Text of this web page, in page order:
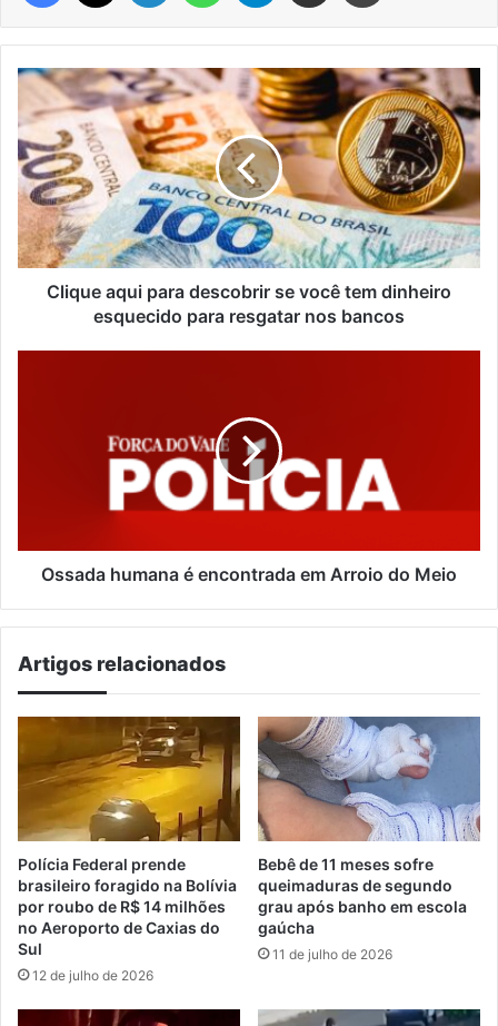
Clique
para
descobrir
se
você
tem
dinheiro
esquecido
Clique aqui para descobrir se você tem dinheiro
esquecido para resgatar nos bancos
Ossada humana é encontrada em Arroio do Meio
Artigos relacionados
Polícia Federal prende
brasileiro foragido na Bolívia
por roubo de R$ 14 milhões
no Aeroporto de Caxias do
Sul
12 de julho de 2026
Bebê de 11 meses sofre
queimaduras de segundo
grau após banho em escola
gaúcha
11 de julho de 2026